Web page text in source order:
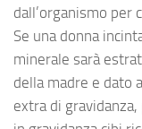
dall’organismo per
Se una donna
minerale sarà
della madre e dato
extra di